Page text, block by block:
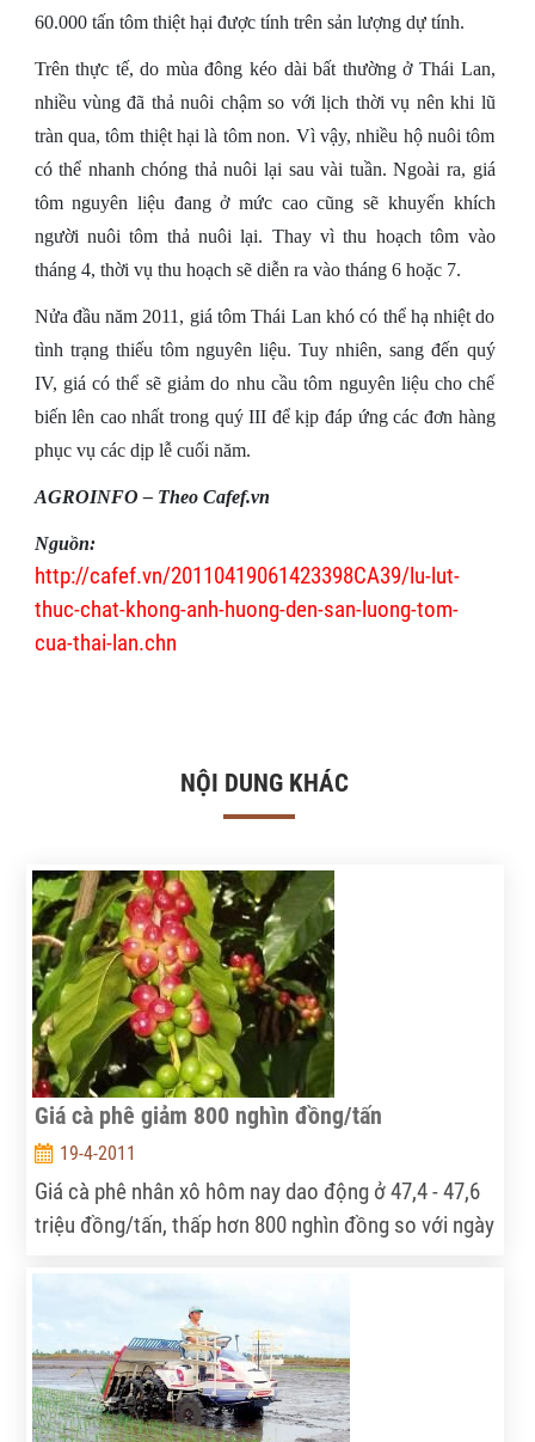
60.000 tấn tôm thiệt hại được tính trên sản lượng dự tính.
Trên thực tế, do mùa đông kéo dài bất thường ở Thái Lan,
nhiều vùng đã thả nuôi chậm so với lịch thời vụ nên khi lũ
tràn qua, tôm thiệt hại là tôm non. Vì vậy, nhiều hộ nuôi tôm
có thể nhanh chóng thả nuôi lại sau vài tuần. Ngoài ra, giá
tôm nguyên liệu đang ở mức cao cũng sẽ khuyến khích
người nuôi tôm thả nuôi lại. Thay vì thu hoạch tôm vào
tháng 4, thời vụ thu hoạch sẽ diễn ra vào tháng 6 hoặc 7.
Nửa đầu năm 2011, giá tôm Thái Lan khó có thể hạ nhiệt do
tình trạng thiếu tôm nguyên liệu. Tuy nhiên, sang đến quý
IV, giá có thể sẽ giảm do nhu cầu tôm nguyên liệu cho chế
biến lên cao nhất trong quý III để kịp đáp ứng các đơn hàng
phục vụ các dịp lễ cuối năm.
AGROINFO – Theo Cafef.vn
Nguồn:
http://cafef.vn/20110419061423398CA39/lu-lut-
thuc-chat-khong-anh-huong-den-san-luong-tom-
cua-thai-lan.chn
NỘI DUNG KHÁC
Giá cà phê giảm 800 nghìn đồng/tấn
19-4-2011
Giá cà phê nhân xô hôm nay dao động ở 47,4 - 47,6
triệu đồng/tấn, thấp hơn 800 nghìn đồng so với ngày